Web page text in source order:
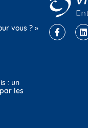
vous ? »
: un
les